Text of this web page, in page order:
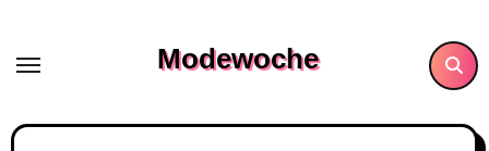
content
Modewoche